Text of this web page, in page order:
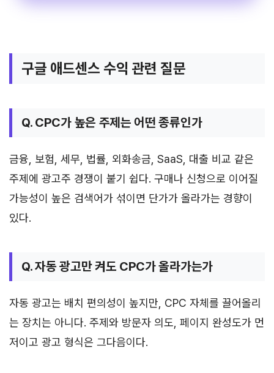
구글 애드센스 수익 관련 질문
Q. CPC가 높은 주제는 어떤 종류인가
금융, 보험, 세무, 법률, 외화송금, SaaS, 대출 비교 같은
주제에 광고주 경쟁이 붙기 쉽다. 구매나 신청으로 이어질
가능성이 높은 검색어가 섞이면 단가가 올라가는 경향이
있다.
Q. 자동 광고만 켜도 CPC가 올라가는가
자동 광고는 배치 편의성이 높지만, CPC 자체를 끌어올리
는 장치는 아니다. 주제와 방문자 의도, 페이지 완성도가 먼
저이고 광고 형식은 그다음이다.